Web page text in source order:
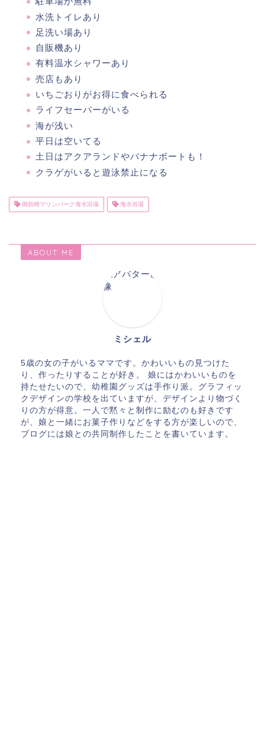
水洗トイレあり
足洗い場あり
自販機あり
有料温水シャワーあり
売店もあり
いちごおりがお得に食べられる
ライフセーバーがいる
海が浅い
平日は空いてる
土日はアクアランドやバナナボートも！
クラゲがいると遊泳禁止になる
御前崎マリンパーク海水浴場 海水浴場
ABOUT ME
ミシェル
5歳の女の子がいるママです。かわいいもの見つけた
り、作ったりすることが好き。 娘にはかわいいものを
持たせたいので、幼稚園グッズは手作り派。グラフィッ
クデザインの学校を出ていますが、デザインより物づく
りの方が得意。一人で黙々と制作に励むのも好きです
が、娘と一緒にお菓子作りなどをする方が楽しいので、
ブログには娘との共同制作したことを書いています。